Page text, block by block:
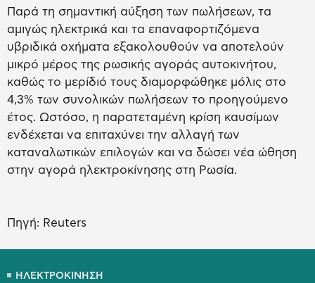
Παρά τη σημαντική αύξηση των πωλήσεων, τα
αμιγώς ηλεκτρικά και τα επαναφορτιζόμενα
υβριδικά οχήματα εξακολουθούν να αποτελούν
μικρό μέρος της ρωσικής αγοράς αυτοκινήτου,
καθώς το μερίδιό τους διαμορφώθηκε μόλις στο
4,3% των συνολικών πωλήσεων το προηγούμενο
έτος. Ωστόσο, η παρατεταμένη κρίση καυσίμων
ενδέχεται να επιταχύνει την αλλαγή των
καταναλωτικών επιλογών και να δώσει νέα ώθηση
στην αγορά ηλεκτροκίνησης στη Ρωσία.
Πηγή: Reuters
ΗΛΕΚΤΡΟΚΙΝΗΣΗ